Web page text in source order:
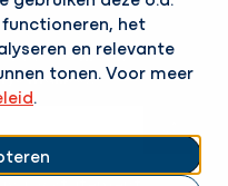
het
en relevante
tonen. Voor meer
.
laatste nieuws?
je mailbox!